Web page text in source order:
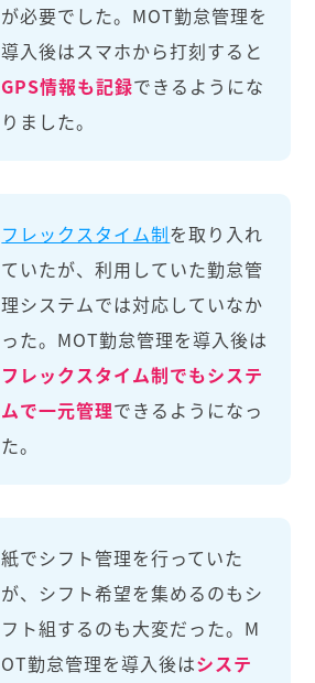
が必要でした。MOT勤怠管理を
導入後はスマホから打刻すると
GPS情報も記録できるようにな
りました。
フレックスタイム制を取り入れ
ていたが、利用していた勤怠管
理システムでは対応していなか
った。MOT勤怠管理を導入後は
フレックスタイム制でもシステ
ムで一元管理できるようになっ
た。
紙でシフト管理を行っていた
が、シフト希望を集めるのもシ
フト組するのも大変だった。M
OT勤怠管理を導入後はシステ